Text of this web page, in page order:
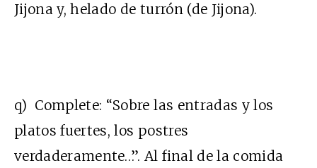
Jijona y, helado de turrón (de Jijona).
q) Complete: “Sobre las entradas y los
platos fuertes, los postres
verdaderamente…”. Al final de la comida